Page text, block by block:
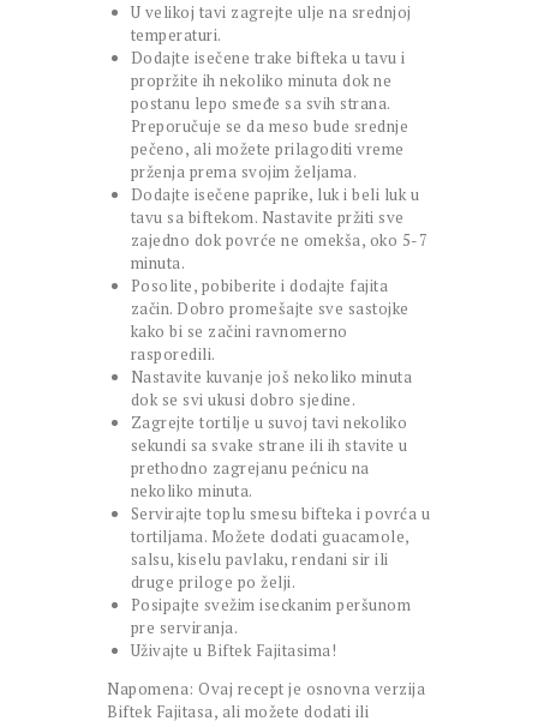
U velikoj tavi zagrejte ulje na srednjoj
temperaturi.
Dodajte isečene trake bifteka u tavu i
propržite ih nekoliko minuta dok ne
postanu lepo smeđe sa svih strana.
Preporučuje se da meso bude srednje
pečeno, ali možete prilagoditi vreme
prženja prema svojim željama.
Dodajte isečene paprike, luk i beli luk u
tavu sa biftekom. Nastavite pržiti sve
zajedno dok povrće ne omekša, oko 5-7
minuta.
Posolite, pobiberite i dodajte fajita
začin. Dobro promešajte sve sastojke
kako bi se začini ravnomerno
rasporedili.
Nastavite kuvanje još nekoliko minuta
dok se svi ukusi dobro sjedine.
Zagrejte tortilje u suvoj tavi nekoliko
sekundi sa svake strane ili ih stavite u
prethodno zagrejanu pećnicu na
nekoliko minuta.
Servirajte toplu smesu bifteka i povrća u
tortiljama. Možete dodati guacamole,
salsu, kiselu pavlaku, rendani sir ili
druge priloge po želji.
Posipajte svežim iseckanim peršunom
pre serviranja.
Uživajte u Biftek Fajitasima!
Napomena: Ovaj recept je osnovna verzija
Biftek Fajitasa, ali možete dodati ili